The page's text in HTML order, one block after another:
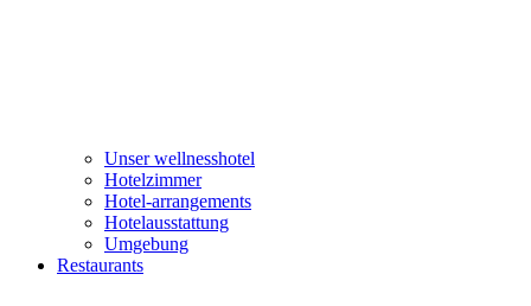
Unser wellnesshotel
Hotelzimmer
Hotel-arrangements
Hotelausstattung
Umgebung
Restaurants